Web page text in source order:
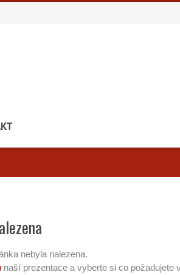
nebyla nalezena.
naší prezentace a vyberte si co požadujete